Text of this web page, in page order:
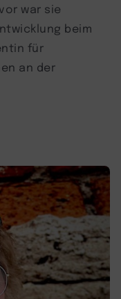
war sie
beim
für
an der